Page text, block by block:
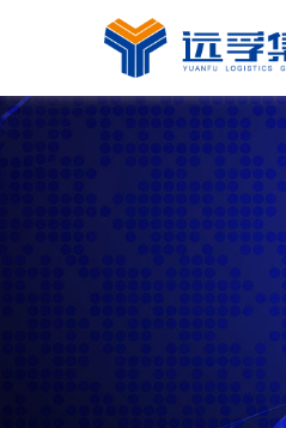
仓储服务